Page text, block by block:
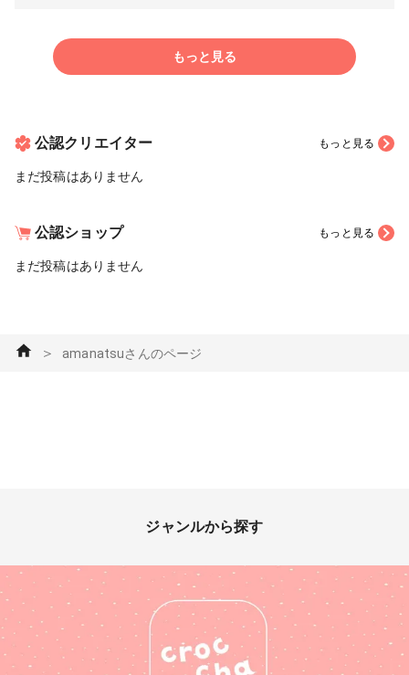
もっと見る
公認クリエイター もっと見る
まだ投稿はありません
公認ショップ もっと見る
まだ投稿はありません
＞ amanatsuさんのページ
ジャンルから探す